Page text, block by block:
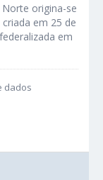
Norte origina-se
em 25 de
em
dados